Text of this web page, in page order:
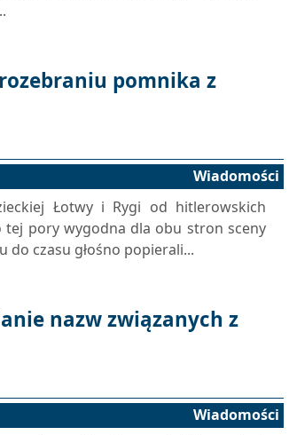
pomnika z
Wiadomości
Łotwy i Rygi od hitlerowskich
tej pory wygodna dla obu stron sceny
do czasu głośno popierali...
nazw związanych z
Wiadomości